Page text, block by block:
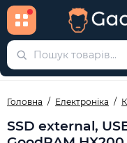
Головна Електроніка
SSD external,